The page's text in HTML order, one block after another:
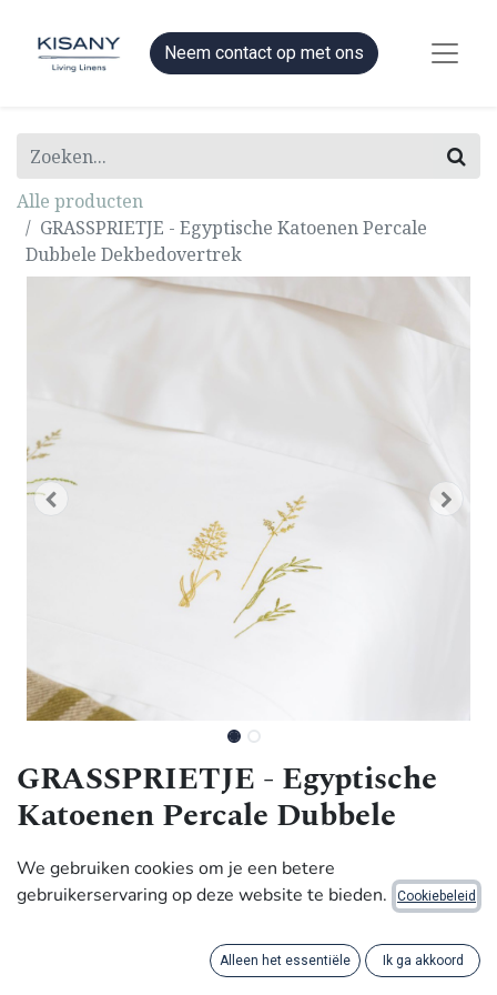
Neem contact op met ons
Alle producten
GRASSPRIETJE - Egyptische Katoenen Percale
Dubbele Dekbedovertrek
GRASSPRIETJE - Egyptische
Katoenen Percale Dubbele
Dekbedovertrek
530,00€
Met waardigheid gemaakt door ambachtslieden in
We gebruiken cookies om je een betere
gebruikerservaring op deze website te bieden.
Cookiebeleid
Alleen het essentiële Ik ga akkoord